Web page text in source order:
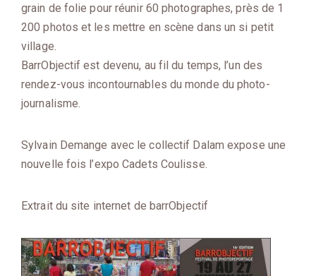
grain de folie pour réunir 60 photographes, près de 1
200 photos et les mettre en scène dans un si petit
village.
BarrObjectif est devenu, au fil du temps, l’un des
rendez-vous incontournables du monde du photo-
journalisme.
Sylvain Demange avec le collectif Dalam expose une
nouvelle fois l’expo Cadets Coulisse.
Extrait du site internet de barrObjectif